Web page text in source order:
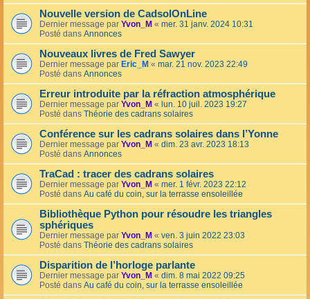
Nouvelle version de CadsolOnLine
Dernier message par Yvon_M « mer. 31 janv. 2024 10:31
Posté dans Annonces
Nouveaux livres de Fred Sawyer
Dernier message par Eric_M « mar. 21 nov. 2023 22:49
Posté dans Annonces
Erreur introduite par la réfraction atmosphérique
Dernier message par Yvon_M « lun. 10 juil. 2023 19:27
Posté dans Théorie des cadrans solaires
Conférence sur les cadrans solaires dans l’Yonne
Dernier message par Yvon_M « dim. 23 avr. 2023 18:13
Posté dans Annonces
TraCad : tracer des cadrans solaires
Dernier message par Yvon_M « mer. 1 févr. 2023 22:12
Posté dans Au café du coin, sur la terrasse ensoleillée
Bibliothèque Python pour résoudre les triangles
sphériques
Dernier message par Yvon_M « ven. 3 juin 2022 23:03
Posté dans Théorie des cadrans solaires
Disparition de l’horloge parlante
Dernier message par Yvon_M « dim. 8 mai 2022 09:25
Posté dans Au café du coin, sur la terrasse ensoleillée